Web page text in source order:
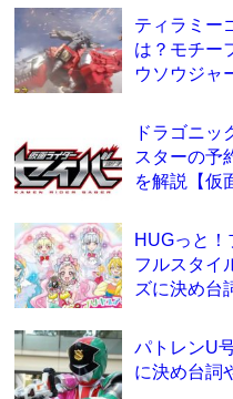
ティラミー
は？モチー
ウソウジャ
ドラゴニッ
スターの予
を解説【仮
HUGっと！
フルスタイ
ズに決め台
パトレンU
に決め台詞